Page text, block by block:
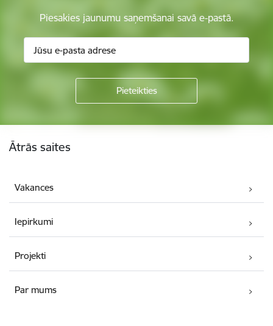
Piesakies jaunumu saņemšanai savā e-pastā.
Ātrās saites
Vakances
Iepirkumi
Projekti
Par mums